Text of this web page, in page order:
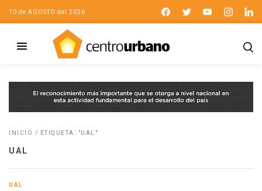
10 de AGOSTO del 2026
INICIO / ETIQUETA: "UAL"
UAL
UAL